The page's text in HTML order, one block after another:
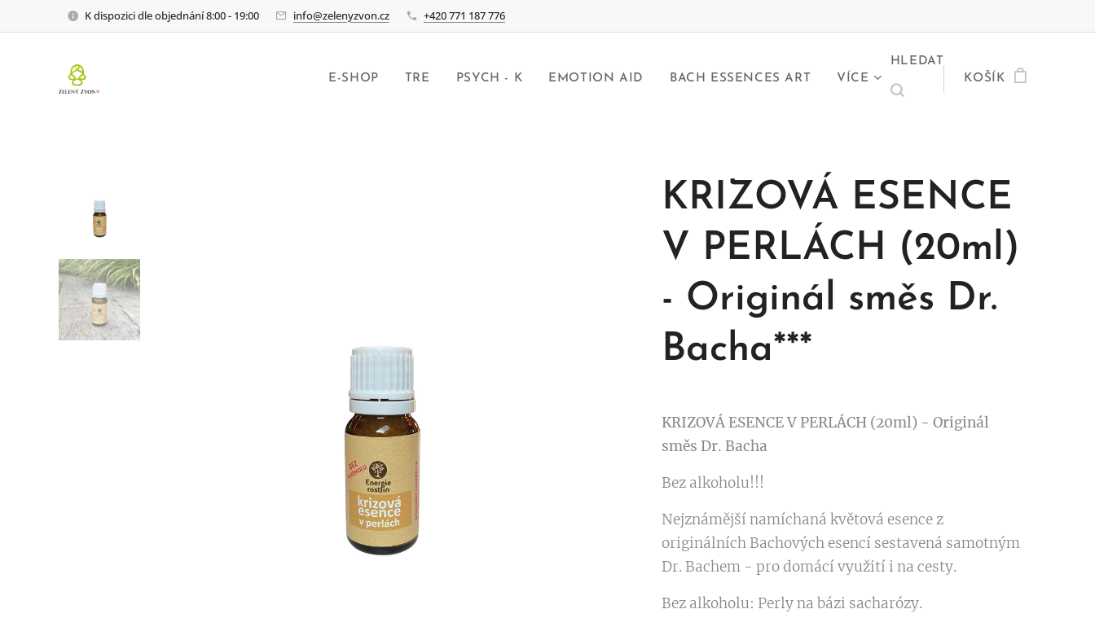
K dispozici dle objednání 8:00 - 19:00 info@zelenyzvon.cz +420 771 187 776
E-SHOP TRE PSYCH - K EMOTION AID BACH ESSENCES ART VÍCE
HLEDAT
KOŠÍK
KRIZOVÁ ESENCE
V PERLÁCH (20ml)
- Originál směs Dr.
Bacha***
KRIZOVÁ ESENCE V PERLÁCH (20ml) - Originál
směs Dr. Bacha
Bez alkoholu!!!
Nejznámější namíchaná květová esence z
originálních Bachových esencí sestavená samotným
Dr. Bachem - pro domácí využití i na cesty.
Bez alkoholu: Perly na bázi sacharózy.